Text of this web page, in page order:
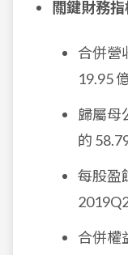
關鍵財務指
合併營
19.95
歸屬母
的
每股盈
合併權